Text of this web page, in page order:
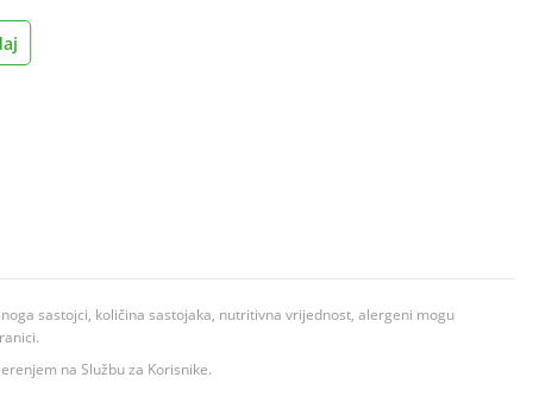
sastojci, količina sastojaka, nutritivna vrijednost, alergeni mogu
na Službu za Korisnike.